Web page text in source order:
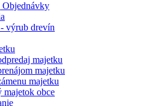
Objednávky
výrub drevín
majetku
majetku
majetku
majetok obce